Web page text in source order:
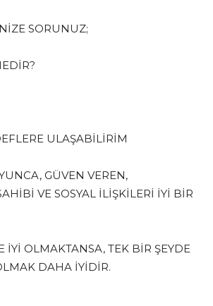
SORUNUZ;
ULAŞABİLİRİM
GÜVEN VEREN,
VE SOSYAL İLİŞKİLERİ İYİ BİR
İYİ OLMAKTANSA, TEK BİR ŞEYDE
DAHA İYİDİR.